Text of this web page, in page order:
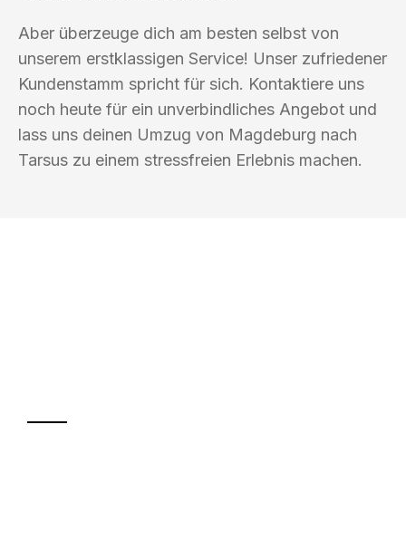
Aber überzeuge dich am besten selbst von
unserem erstklassigen Service! Unser zufriedener
Kundenstamm spricht für sich. Kontaktiere uns
noch heute für ein unverbindliches Angebot und
lass uns deinen Umzug von Magdeburg nach
Tarsus zu einem stressfreien Erlebnis machen.